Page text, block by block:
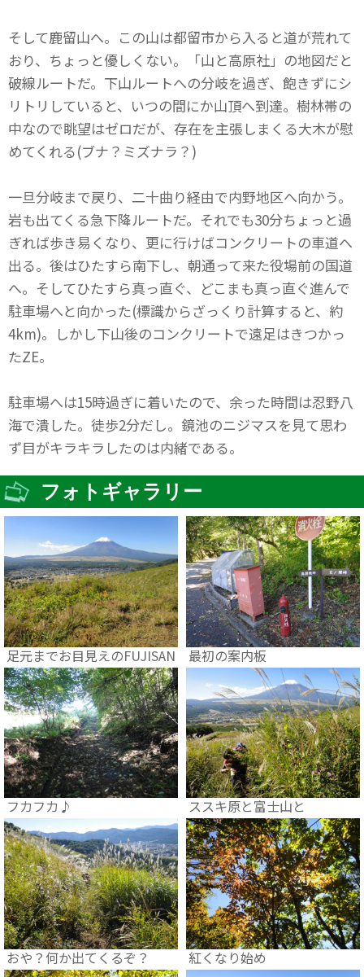
そして鹿留山へ。この山は都留市から入ると道が荒れて
おり、ちょっと優しくない。「山と高原社」の地図だと
破線ルートだ。下山ルートへの分岐を過ぎ、飽きずにシ
リトリしていると、いつの間にか山頂へ到達。樹林帯の
中なので眺望はゼロだが、存在を主張しまくる大木が慰
めてくれる(ブナ？ミズナラ？)
一旦分岐まで戻り、二十曲り経由で内野地区へ向かう。
岩も出てくる急下降ルートだ。それでも30分ちょっと過
ぎれば歩き易くなり、更に行けばコンクリートの車道へ
出る。後はひたすら南下し、朝通って来た役場前の国道
へ。そしてひたすら真っ直ぐ、どこまも真っ直ぐ進んで
駐車場へと向かった(標識からざっくり計算すると、約
4km)。しかし下山後のコンクリートで遠足はきつかっ
たZE。
駐車場へは15時過ぎに着いたので、余った時間は忍野八
海で潰した。徒歩2分だし。鏡池のニジマスを見て思わ
ず目がキラキラしたのは内緒である。
フォトギャラリー
足元までお目見えのFUJISAN 最初の案内板
フカフカ♪ ススキ原と富士山と
おや？何か出てくるぞ？ 紅くなり始め